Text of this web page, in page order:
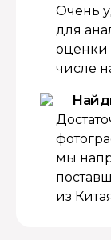
Очень
для
оценки
числе
мы
из